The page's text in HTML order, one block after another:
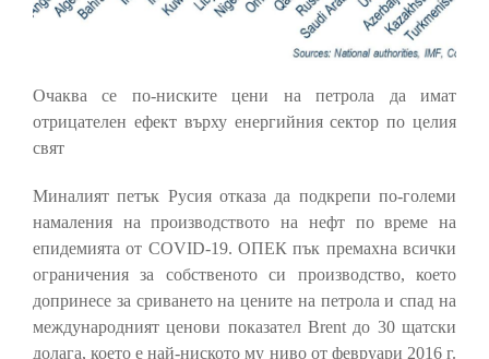
Очаква се по-ниските цени на петрола да имат
отрицателен ефект върху енергийния сектор по целия
свят
Миналият петък Русия отказа да подкрепи по-големи
намаления на производството на нефт по време на
епидемията от COVID-19. ОПЕК пък премахна всички
ограничения за собственото си производство, което
допринесе за сриването на цените на петрола и спад на
международният ценови показател Brent до 30 щатски
долага, което е най-ниското му ниво от февруари 2016 г.